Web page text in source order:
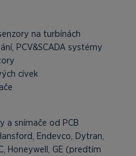
na turbínách
PCV&SCADA systémy
cívek
a snímače od PCB
Endevco, Dytran,
Honeywell, GE (predtím